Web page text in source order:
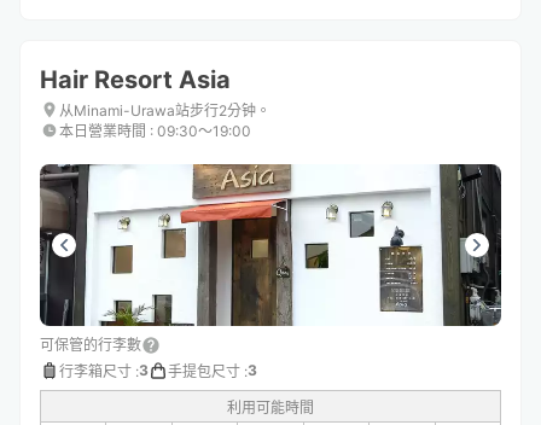
Hair Resort Asia
从Minami-Urawa站步行2分钟。
本日營業時間 : 09:30〜19:00
可保管的行李數
行李箱尺寸 :3 手提包尺寸 :3
利用可能時間